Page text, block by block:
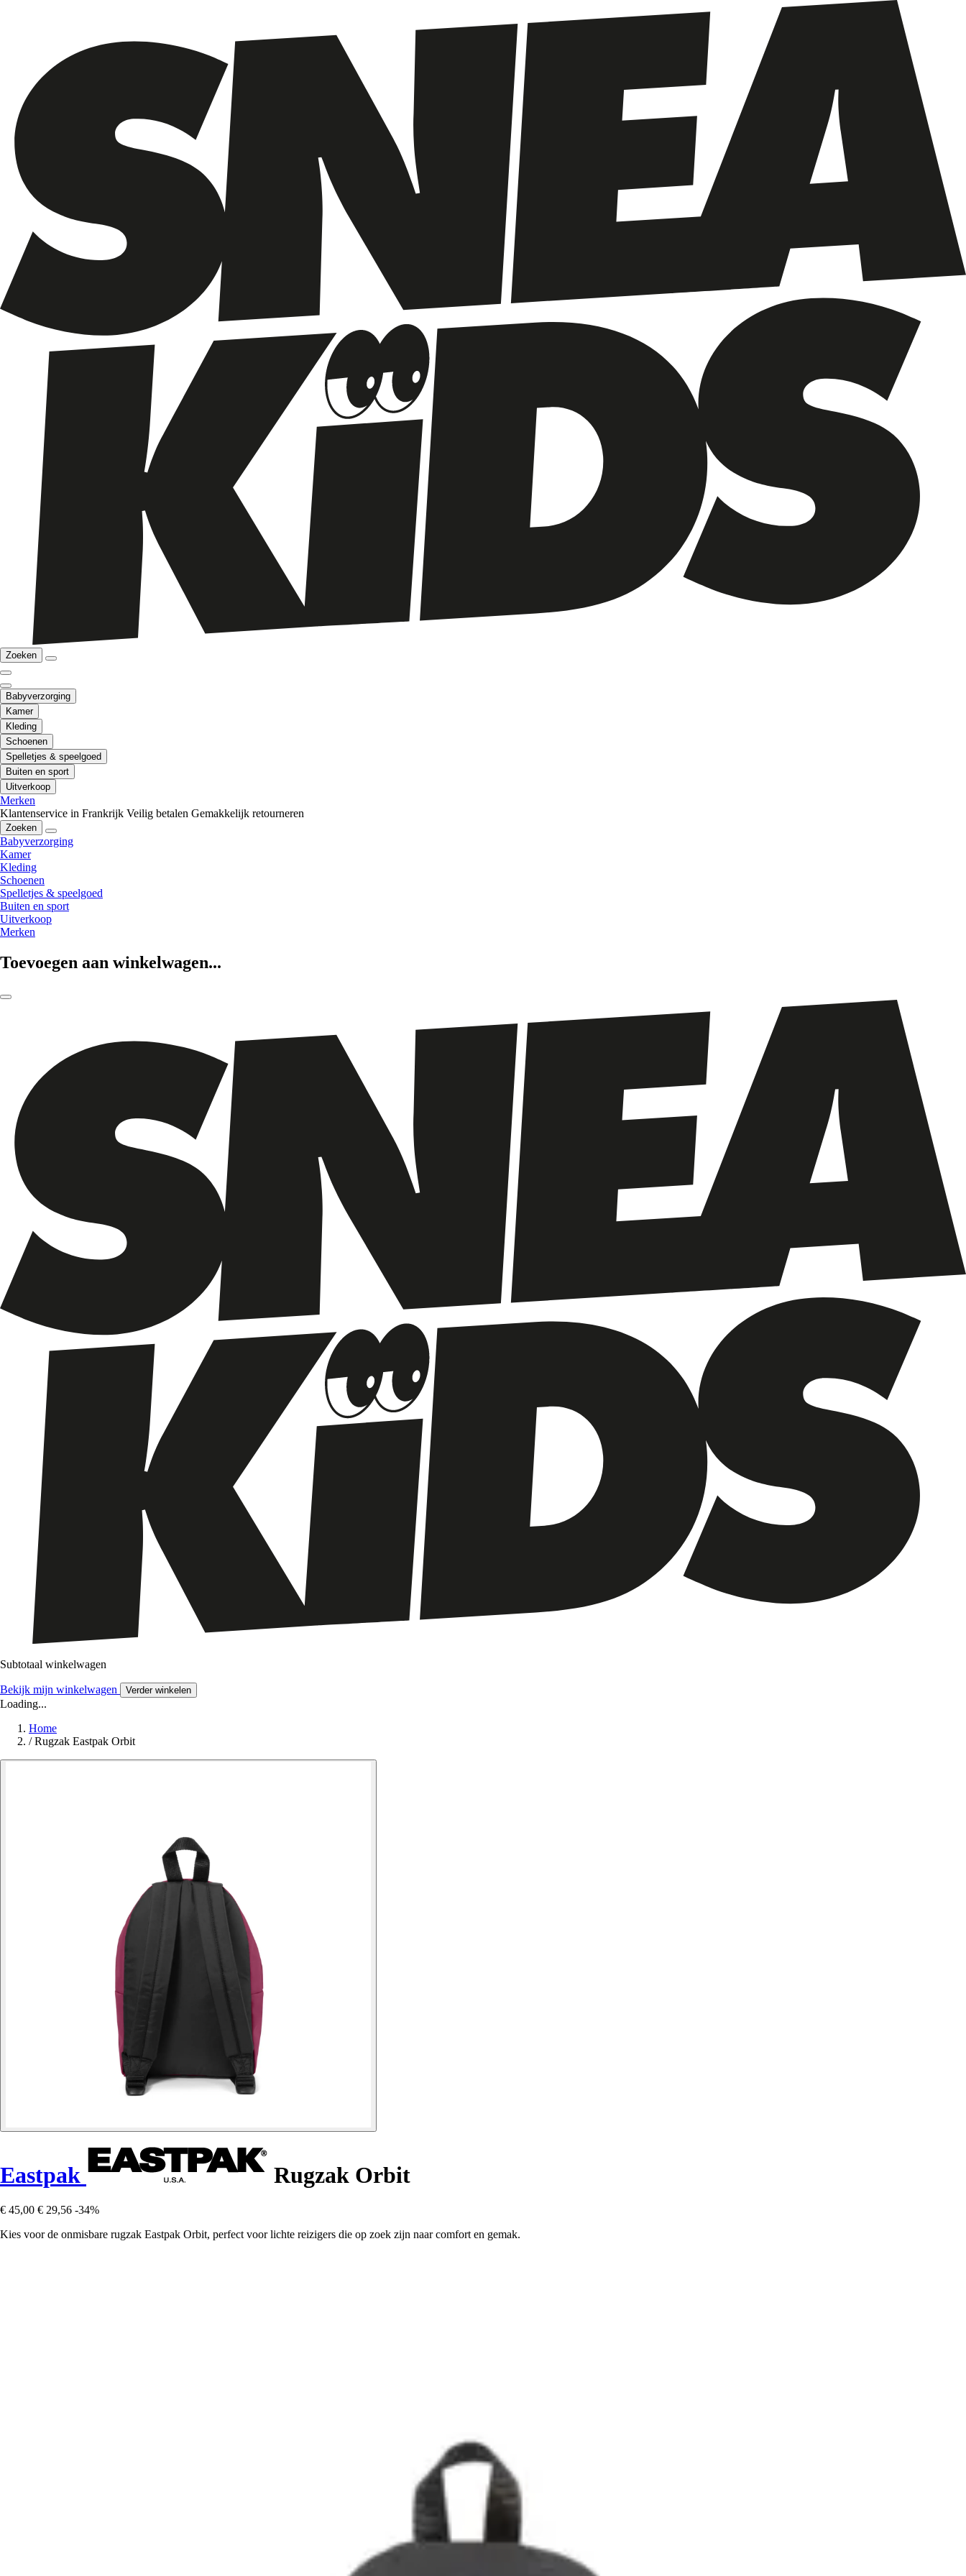
Zoeken
Babyverzorging
Kamer
Kleding
Schoenen
Spelletjes & speelgoed
Buiten en sport
Uitverkoop
Merken
Klantenservice in Frankrijk Veilig betalen Gemakkelijk retourneren
Zoeken
Babyverzorging
Kamer
Kleding
Schoenen
Spelletjes & speelgoed
Buiten en sport
Uitverkoop
Merken
Toevoegen aan winkelwagen...
Subtotaal winkelwagen
Bekijk mijn winkelwagen Verder winkelen
Loading...
Home
/ Rugzak Eastpak Orbit
Eastpak Rugzak Orbit
€ 45,00 € 29,56 -34%
Kies voor de onmisbare rugzak Eastpak Orbit, perfect voor lichte reizigers die op zoek zijn naar comfort en gemak.